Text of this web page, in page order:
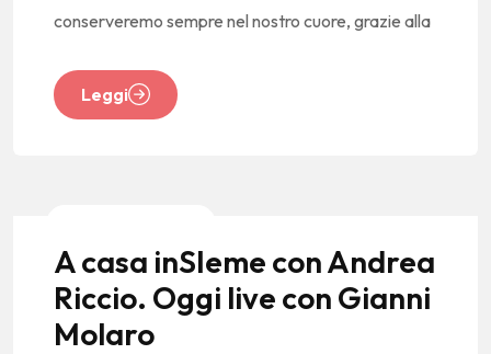
conserveremo sempre nel nostro cuore, grazie alla
Leggi
A casa inSIeme con Andrea
Riccio. Oggi live con Gianni
Molaro